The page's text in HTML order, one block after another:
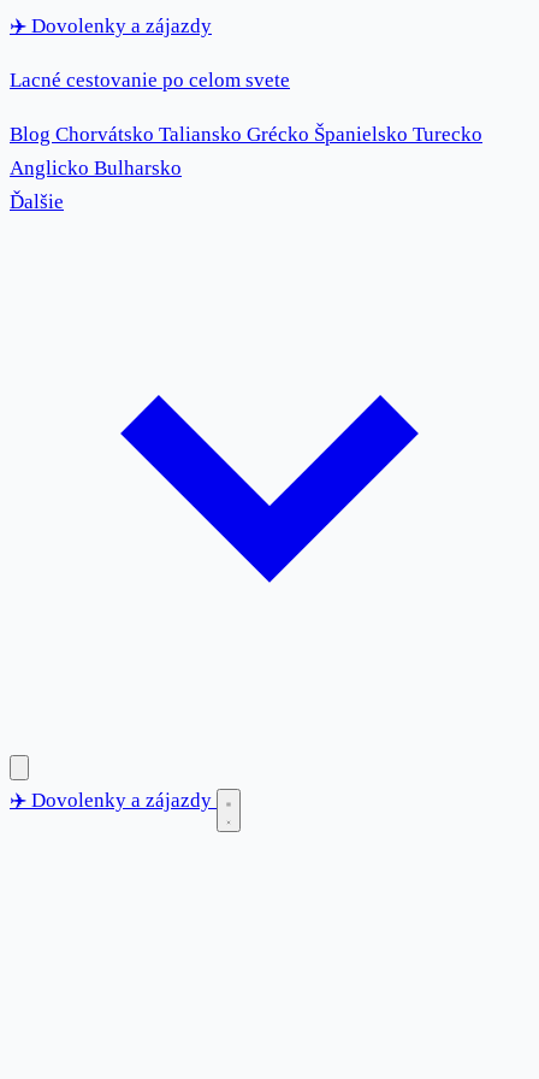
✈️ Dovolenky a zájazdy
Lacné cestovanie po celom svete
Blog Chorvátsko Taliansko Grécko Španielsko Turecko
Anglicko Bulharsko
Ďalšie
✈️ Dovolenky a zájazdy